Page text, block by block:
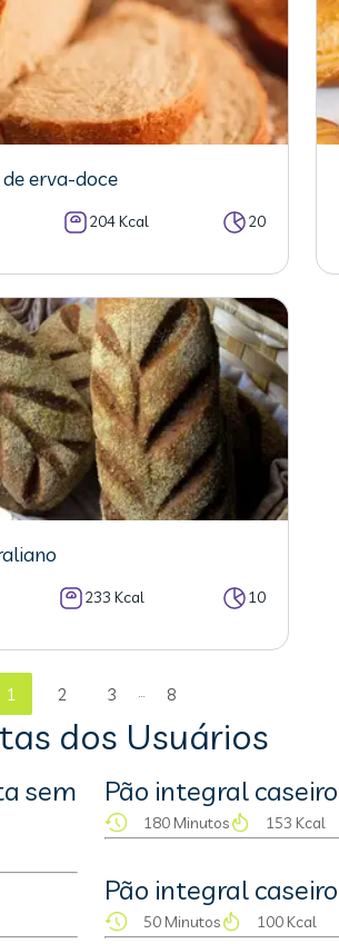
erva-doce
204 Kcal 20
233 Kcal 10
1 2 3 ... 8
dos Usuários
sem
Pão integral caseiro
180 Minutos 153 Kcal
Pão integral caseiro
50 Minutos 100 Kcal